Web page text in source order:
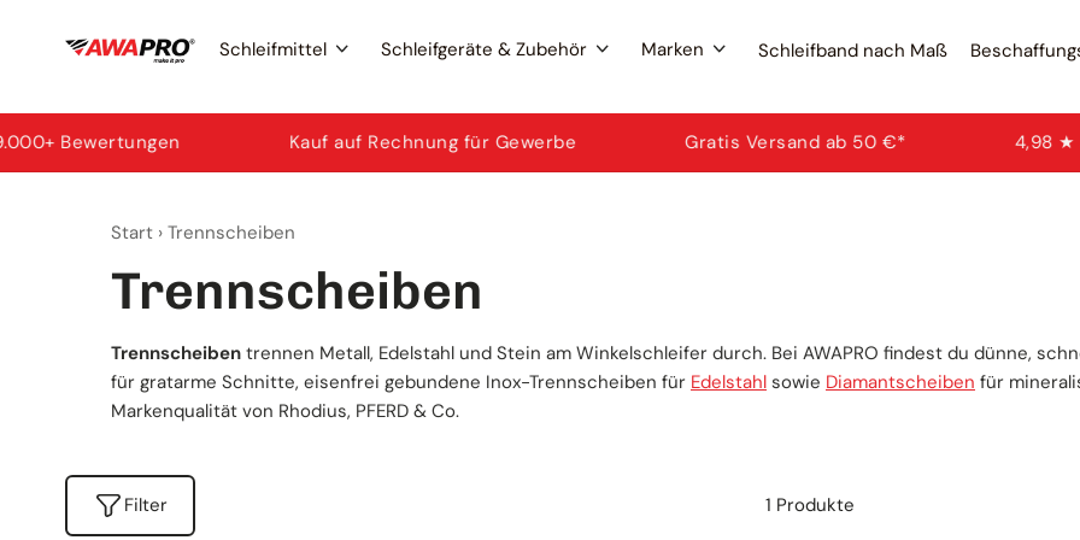
Inhalt
Schleifmittel
Schleifscheiben
Trennscheiben
Schleifpapier
Schleifgeräte & Zubehör
Exzenterschleifer
Ersatzteile & Zubehör
Marken
AWAPRO
Mirka
Schleifband nach Maß
Kauf auf Rechnung für Gewerbe Gratis Versand ab 50 €* 4,98 ★ aus
Start › Trennscheiben
Trennscheiben
Trennscheiben trennen Metall, Edelstahl und Stein am Winkelschleifer durch. Bei AWAPRO findest du dünne,
für gratarme Schnitte, eisenfrei gebundene Inox-Trennscheiben für Edelstahl sowie Diamantscheiben für
Markenqualität von Rhodius, PFERD & Co.
Filter 1 Produkte